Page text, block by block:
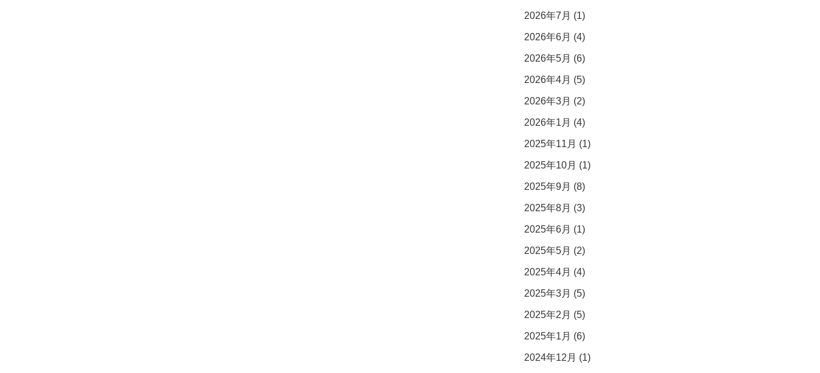
2026年7月 (1)
2026年6月 (4)
2026年5月 (6)
2026年4月 (5)
2026年3月 (2)
2026年1月 (4)
2025年11月 (1)
2025年10月 (1)
2025年9月 (8)
2025年8月 (3)
2025年6月 (1)
2025年5月 (2)
2025年4月 (4)
2025年3月 (5)
2025年2月 (5)
2025年1月 (6)
2024年12月 (1)